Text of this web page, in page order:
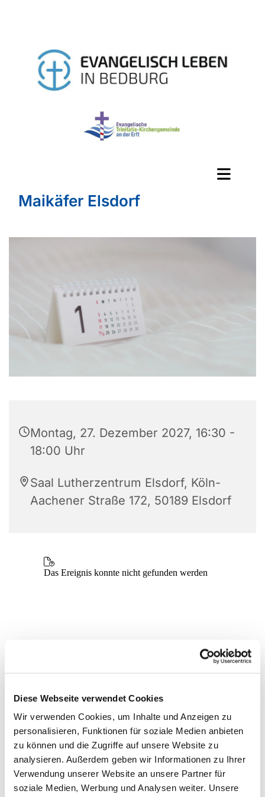
Diese Webseite verwendet Cookies
Wir verwenden Cookies, um Inhalte und Anzeigen zu
personalisieren, Funktionen für soziale Medien anbieten
zu können und die Zugriffe auf unsere Website zu
analysieren. Außerdem geben wir Informationen zu Ihrer
Verwendung unserer Website an unsere Partner für
soziale Medien, Werbung und Analysen weiter. Unsere
Maikäfer Elsdorf
Montag, 27. Dezember 2027, 16:30 -
18:00 Uhr
Saal Lutherzentrum Elsdorf, Köln-
Aachener Straße 172, 50189 Elsdorf